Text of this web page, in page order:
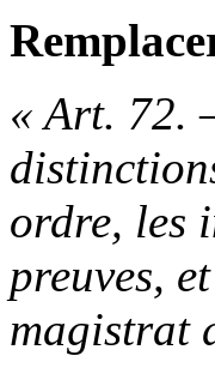
« Art. 72.
ordre, les
preuves,
magistrat